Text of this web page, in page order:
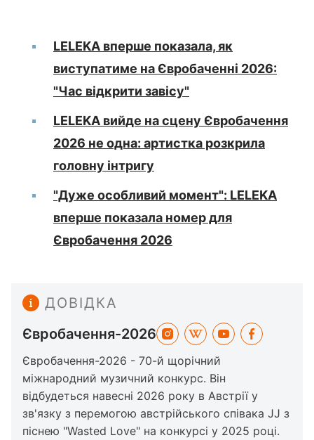
LELEKA вперше показала, як
виступатиме на Євробаченні 2026:
"Час відкрити завісу"
LELEKA вийде на сцену Євробачення
2026 не одна: артистка розкрила
головну інтригу
"Дуже особливий момент": LELEKA
вперше показала номер для
Євробачення 2026
ДОВІДКА
Євробачення-2026
Євробачення-2026 - 70-й щорічний
міжнародний музичний конкурс. Він
відбудеться навесні 2026 року в Австрії у
зв'язку з перемогою австрійського співака JJ з
піснею "Wasted Love" на конкурсі у 2025 році.